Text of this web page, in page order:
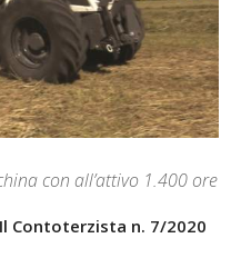
con all’attivo 1.400 ore
Contoterzista n. 7/2020